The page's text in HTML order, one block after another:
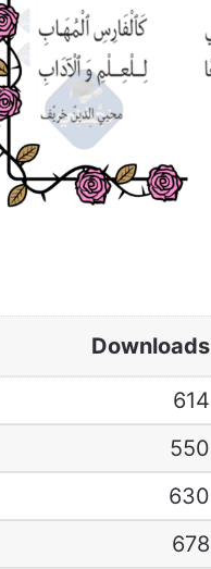
Downloads
614
550
630
678